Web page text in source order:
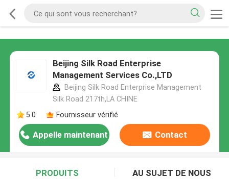
Beijing Silk Road Enterprise
Management Services Co.,LTD
Beijing Silk Road Enterprise Management
Silk Road 217th,LA CHINE
5.0
Fournisseur vérifié
Appelle maintenant Contact
PRODUITS AU SUJET DE NOUS